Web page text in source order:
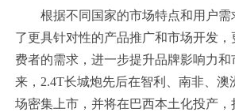
根据不同国家的市场特点和用户
了更具针对性的产品推广和市场开发
费者的需求，进一步提升品牌影响力和
来，2.4T长城炮先后在智利、南非、澳
场密集上市，并将在巴西本土化投产